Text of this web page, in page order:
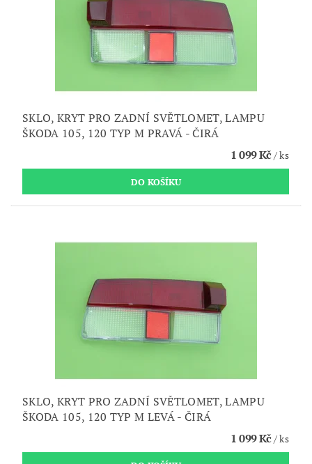
SKLO, KRYT PRO ZADNÍ SVĚTLOMET, LAMPU
ŠKODA 105, 120 TYP M PRAVÁ - ČIRÁ
1 099 Kč/ ks
SKLO, KRYT PRO ZADNÍ SVĚTLOMET, LAMPU
ŠKODA 105, 120 TYP M LEVÁ - ČIRÁ
1 099 Kč/ ks